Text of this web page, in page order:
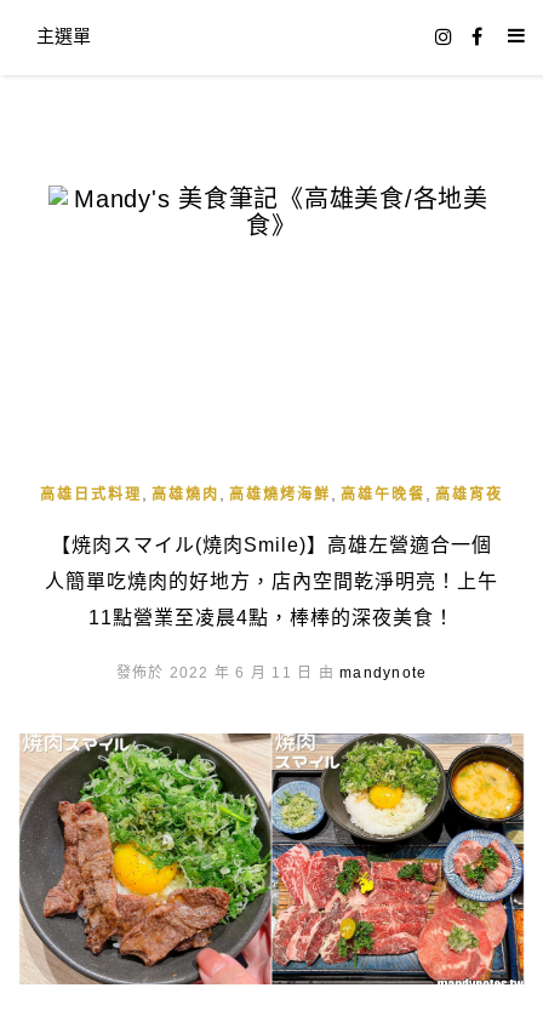
主選單
高雄日式料理 高雄燒肉 高雄燒烤海鮮 高雄午晚餐 高雄宵夜
【焼肉スマイル(燒肉Smile)】高雄左營適合一個
人簡單吃燒肉的好地方，店內空間乾淨明亮！上午
11點營業至凌晨4點，棒棒的深夜美食！
發佈於 2022 年 6 月 11 日 由mandynote